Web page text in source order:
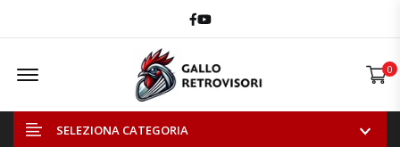
Facebook
Youtube
Offcanvas Menu Open 0
SELEZIONA CATEGORIA